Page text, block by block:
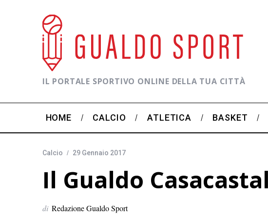
IL PORTALE SPORTIVO ONLINE DELLA TUA CITTÀ
HOME CALCIO ATLETICA BASKET
Calcio 29 Gennaio 2017
Il Gualdo
di Redazione Gualdo Sport